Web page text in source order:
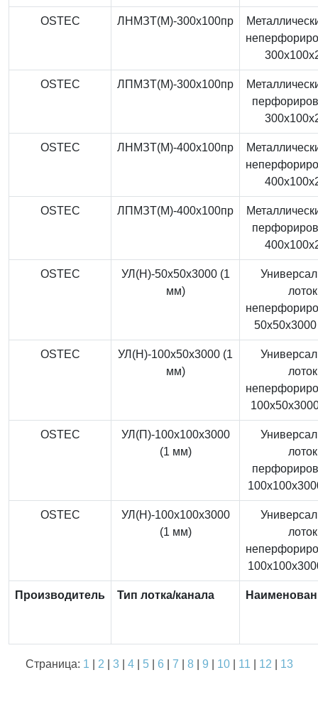
OSTEC ЛНМЗТ(М)-300x100пр
OSTEC ЛПМЗТ(М)-300x100пр
OSTEC ЛНМЗТ(М)-400x100пр
OSTEC ЛПМЗТ(М)-400x100пр
OSTEC
УЛ(Н)-50x50x3000 (1
мм)
лоток
OSTEC
УЛ(Н)-100x50x3000 (1
мм)
лоток
OSTEC
УЛ(П)-100x100x3000
(1 мм)
лоток
OSTEC
УЛ(Н)-100x100x3000
(1 мм)
лоток
Производитель Тип лотка/канала
Страница: 1 2 3| 4| 5| 6 7 8| 9 10| 11 12 13